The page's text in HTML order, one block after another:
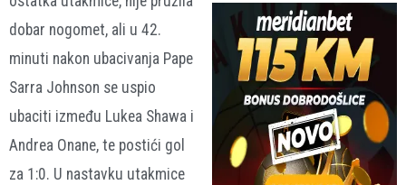
dobar nogomet, ali u 42.
minuti nakon ubacivanja Pape
Sarra Johnson se uspio
ubaciti između Lukea Shawa i
Andrea Onane, te postići gol
za 1:0. U nastavku utakmice